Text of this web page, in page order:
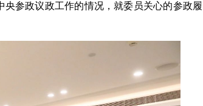
参政议政工作的情况，就委员关心的参政履